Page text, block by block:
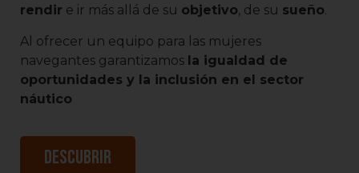
rendir e ir más allá de su objetivo, de su sueño.
Al ofrecer un equipo para las mujeres
navegantes garantizamos la igualdad de
oportunidades y la inclusión en el sector
náutico
Descubrir